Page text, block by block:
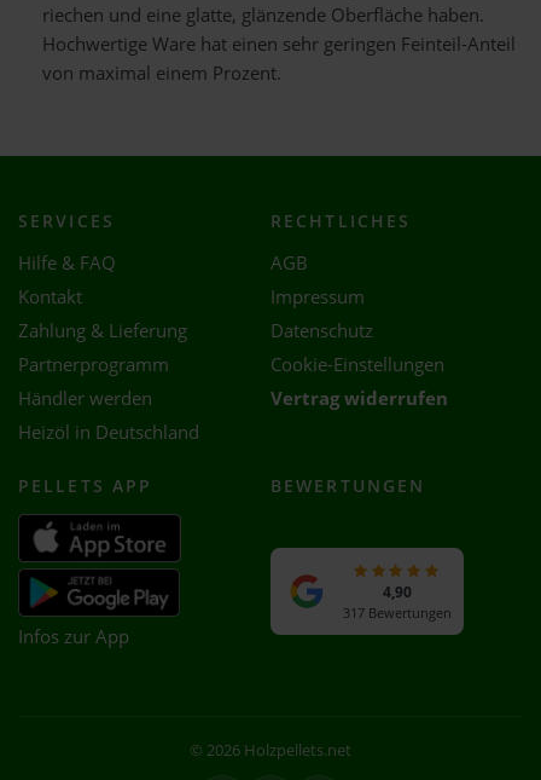
riechen und eine glatte, glänzende Oberfläche haben.
Hochwertige Ware hat einen sehr geringen Feinteil-Anteil
von maximal einem Prozent.
SERVICES
Hilfe & FAQ
Kontakt
Zahlung & Lieferung
Partnerprogramm
Händler werden
Heizöl in Deutschland
RECHTLICHES
AGB
Impressum
Datenschutz
Cookie-Einstellungen
Vertrag widerrufen
PELLETS APP
Infos zur App
BEWERTUNGEN
4,90
317 Bewertungen
© 2026 Holzpellets.net